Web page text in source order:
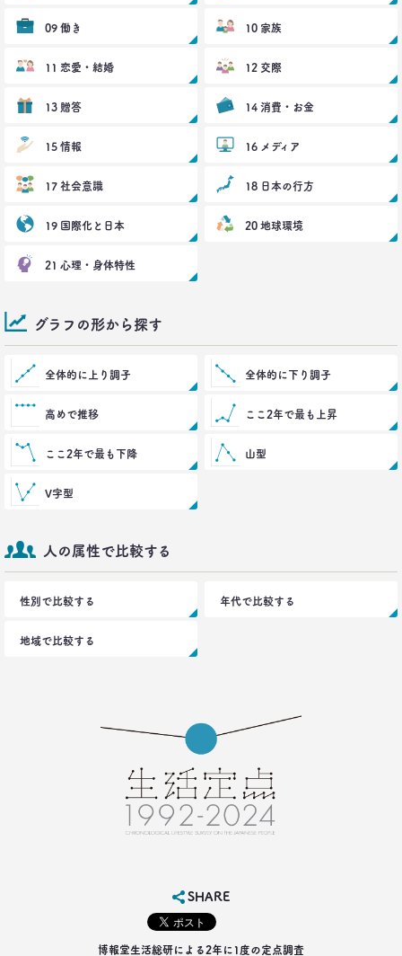
09 働き 10 家族
11 恋愛・結婚 12 交際
13 贈答 14 消費・お金
15 情報 16 メディア
17 社会意識 18 日本の行方
19 国際化と日本 20 地球環境
21 心理・身体特性
グラフの形から探す
全体的に上り調子 全体的に下り調子
高めで推移 ここ2年で最も上昇
ここ2年で最も下降 山型
V字型
人の属性で比較する
性別で比較する 年代で比較する
地域で比較する
SHARE
博報堂生活総研による2年に1度の定点調査